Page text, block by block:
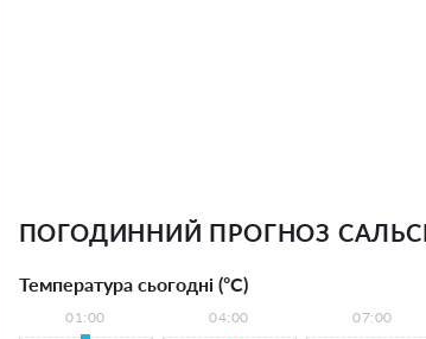
ПОГОДИННИЙ ПРОГНОЗ
Температура сьогодні (°С)
01:00 04:00 07:00